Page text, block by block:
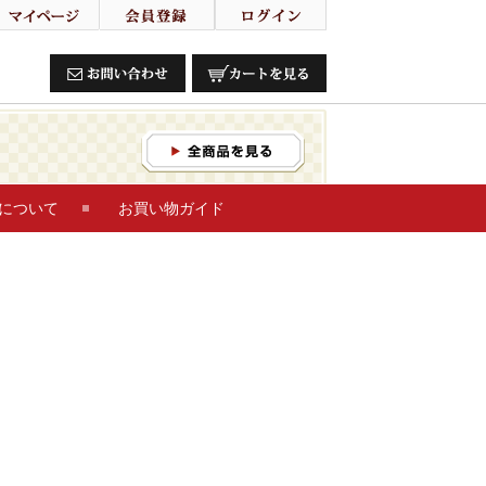
ついて お買い物ガイド